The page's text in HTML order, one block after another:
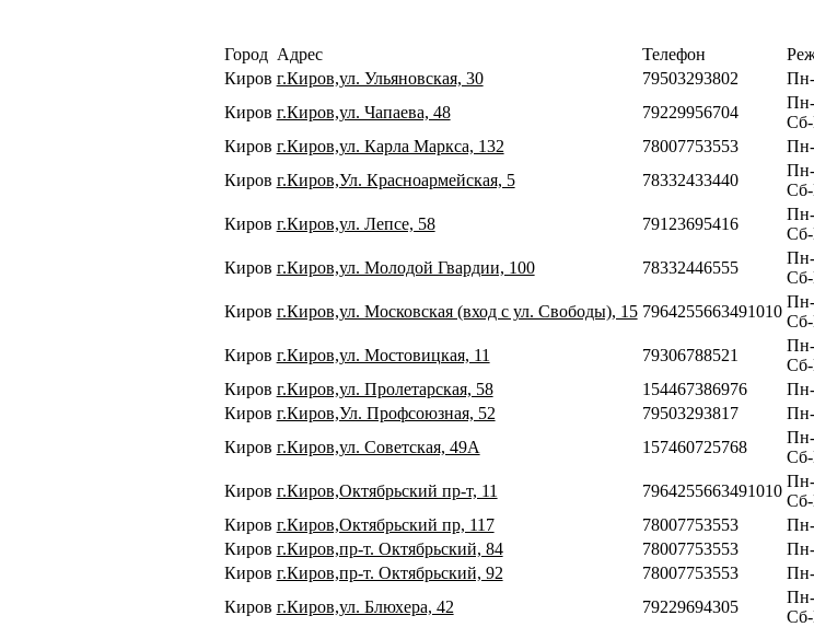
Город Адрес Телефон
Киров г.Киров,ул. Ульяновская, 30 79503293802
Пн-
Киров г.Киров,ул. Чапаева, 48 79229956704
Сб-
Киров г.Киров,ул. Карла Маркса, 132 78007753553
Пн-
Киров г.Киров,Ул. Красноармейская, 5 78332433440
Сб-
Киров г.Киров,ул. Лепсе, 58 79123695416
Сб-
Киров г.Киров,ул. Молодой Гвардии, 100 78332446555
Сб-
Киров г.Киров,ул. Московская (вход с ул. Свободы), 15 7964255663491010
Сб-
Киров г.Киров,ул. Мостовицкая, 11 79306788521
Сб-
Киров г.Киров,ул. Пролетарская, 58 154467386976
Пн-
Киров г.Киров,Ул. Профсоюзная, 52 79503293817
Пн-
Киров г.Киров,ул. Советская, 49А 157460725768
Сб-
Киров г.Киров,Октябрьский пр-т, 11 7964255663491010
Сб-
Киров г.Киров,Октябрьский пр, 117 78007753553
Пн-
Киров г.Киров,пр-т. Октябрьский, 84 78007753553
Пн-
Киров г.Киров,пр-т. Октябрьский, 92 78007753553
Пн-
Киров г.Киров,ул. Блюхера, 42 79229694305
Сб-